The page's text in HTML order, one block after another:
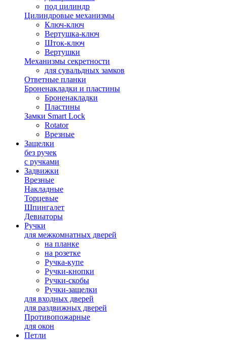
под цилиндр
Цилиндровые механизмы
Ключ-ключ
Вертушка-ключ
Шток-ключ
Вертушки
Механизмы секретности
для сувальдных замков
Ответные планки
Броненакладки и пластины
Броненакладки
Пластины
Замки Smart Lock
Rotator
Врезные
Защелки
без ручек
с ручками
Задвижки
Врезные
Накладные
Торцевые
Шпингалет
Девиаторы
Ручки
для межкомнатных дверей
на планке
на розетке
Ручка-купе
Ручки-кнопки
Ручки-скобы
Ручки-защелки
для входных дверей
для раздвижных дверей
Противопожарные
для окон
Петли